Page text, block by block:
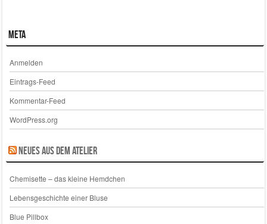
Meta
Anmelden
Eintrags-Feed
Kommentar-Feed
WordPress.org
Neues aus dem Atelier
Chemisette – das kleine Hemdchen
Lebensgeschichte einer Bluse
Blue Pillbox